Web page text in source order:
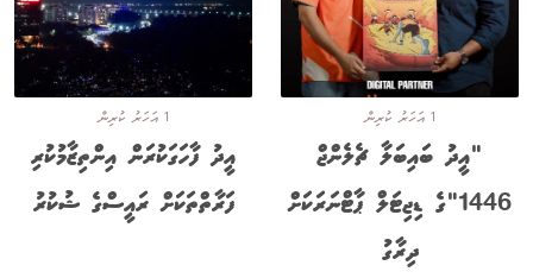
1 އަހަރު ކުރިން
"އީދު ބައިބަލާ ޗެލެންޖް
1446"ގެ ޑިޖިޓަލް ޕާޓްނަރަކަށް
ދިރާގު
1 އަހަރު ކުރިން
އީދު ފާހަގަކުރަން އިންތިޒާމުކުރި
ފަރާތްތަކަށް ރައީސްގެ ޝުކުރު